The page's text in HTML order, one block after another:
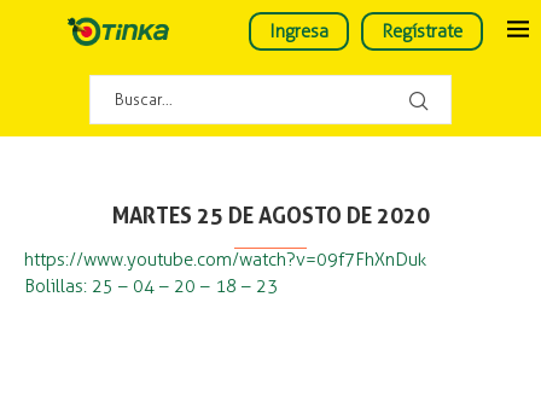
Ingresa Regístrate
MARTES 25 DE AGOSTO DE 2020
https://www.youtube.com/watch?v=09f7FhXnDuk
Bolillas: 25 – 04 – 20 – 18 – 23